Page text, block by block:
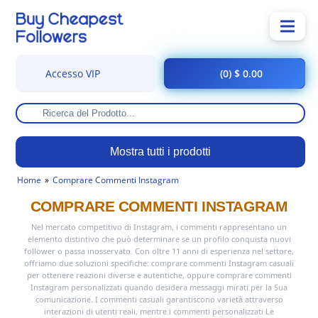
Mostra tutti i prodotti
Accesso VIP (0) $ 0.00
Home Comprare Commenti Instagram
COMPRARE COMMENTI INSTAGRAM
Nel mercato competitivo di Instagram, i commenti rappresentano un
elemento distintivo che può determinare se un profilo conquista nuovi
follower o passa inosservato. Con oltre 11 anni di esperienza nel settore,
offriamo due soluzioni specifiche: comprare commenti Instagram casuali
per ottenere reazioni diverse e autentiche, oppure comprare commenti
Instagram personalizzati quando desidera messaggi mirati per la Sua
comunicazione. I commenti casuali garantiscono varietà attraverso
interazioni di utenti reali, mentre i commenti personalizzati Le